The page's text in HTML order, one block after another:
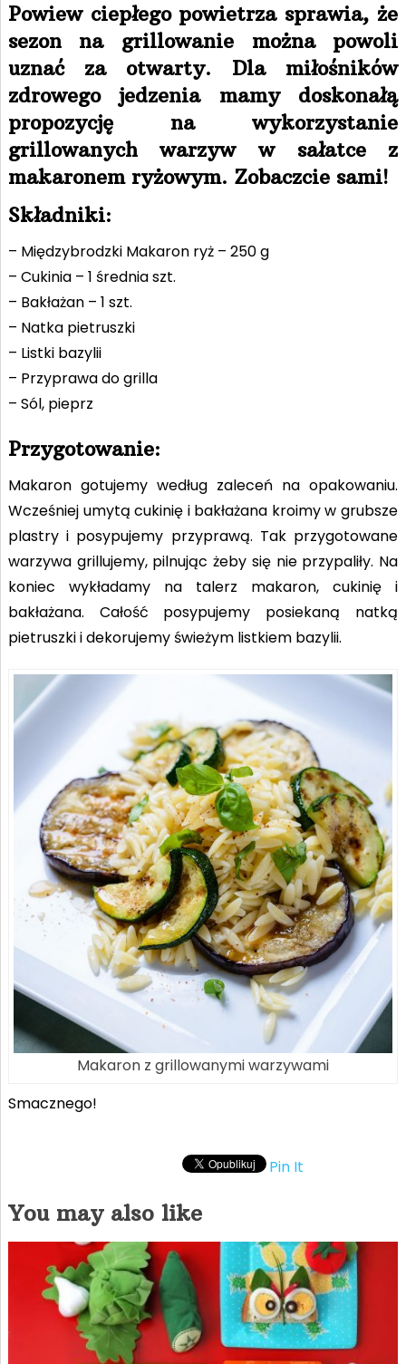
Powiew ciepłego powietrza sprawia, że
sezon na grillowanie można powoli
uznać za otwarty. Dla miłośników
zdrowego jedzenia mamy doskonałą
propozycję na wykorzystanie
grillowanych warzyw w sałatce z
makaronem ryżowym. Zobaczcie sami!
Składniki:
– Międzybrodzki Makaron ryż – 250 g
– Cukinia – 1 średnia szt.
– Bakłażan – 1 szt.
– Natka pietruszki
– Listki bazylii
– Przyprawa do grilla
– Sól, pieprz
Przygotowanie:
Makaron gotujemy według zaleceń na opakowaniu.
Wcześniej umytą cukinię i bakłażana kroimy w grubsze
plastry i posypujemy przyprawą. Tak przygotowane
warzywa grillujemy, pilnując żeby się nie przypaliły. Na
koniec wykładamy na talerz makaron, cukinię i
bakłażana. Całość posypujemy posiekaną natką
pietruszki i dekorujemy świeżym listkiem bazylii.
Makaron z grillowanymi warzywami
Smacznego!
Pin It
You may also like